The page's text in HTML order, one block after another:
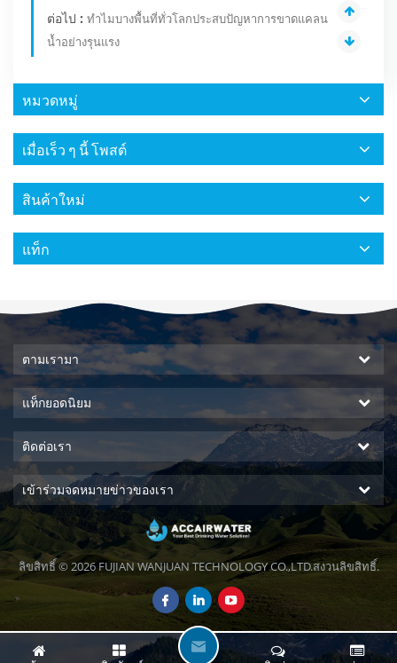
ต่อไป : ทำไมบางพื้นที่ทั่วโลกประสบปัญหาการขาดแคลน
น้ำอย่างรุนแรง
หมวดหมู่
เมื่อเร็ว ๆ นี้ โพสต์
สินค้าใหม่
แท็ก
ตามเรามา
แท็กยอดนิยม
ติดต่อเรา
เข้าร่วมจดหมายข่าวของเรา
ลิขสิทธิ์ © 2026 FUJIAN WANJUAN TECHNOLOGY CO.,LTD.สงวนลิขสิทธิ์.